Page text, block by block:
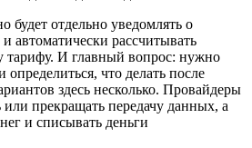
будет отдельно уведомлять о
автоматически рассчитывать
тарифу. И главный вопрос: нужно
определиться, что делать после
здесь несколько. Провайдеры
или прекращать передачу данных, а
и списывать деньги